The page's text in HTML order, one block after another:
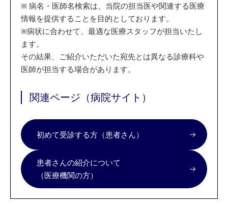
※ 病名・医師名検索は、当院の担当医や関連する医療
情報を提供することを目的としております。
※病状に合わせて、最適な医療スタッフが担当いたし
ます。
その結果、ご紹介いただいた宛先とは異なる診療科や
医師が担当する場合があります。
関連ページ（病院サイト）
初めて受診する方（患者さん）
患者さんの紹介について
（医療機関の方）